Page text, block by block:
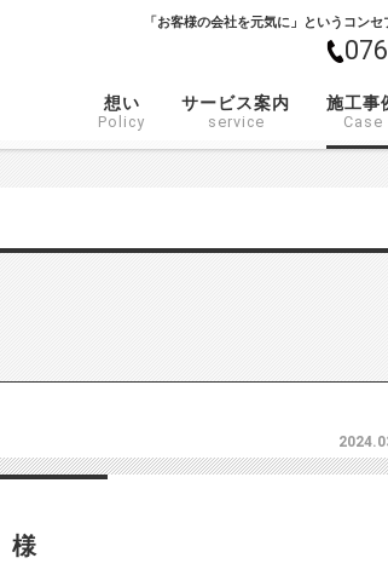
「お客様の会社を元気に」というコン
想い
Policy
サービス案内
service
施工事
Case
様